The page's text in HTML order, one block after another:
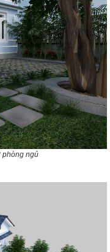
phòng ngủ